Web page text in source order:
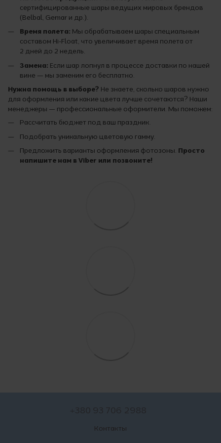
сертифицированные шары ведущих мировых брендов
(Belbal, Gemar и др.).
Время полета: Мы обрабатываем шары специальным
составом Hi-Float, что увеличивает время полета от
2 дней до 2 недель.
Замена: Если шар лопнул в процессе доставки по нашей
вине — мы заменим его бесплатно.
Нужна помощь в выборе? Не знаете, сколько шаров нужно
для оформления или какие цвета лучше сочетаются? Наши
менеджеры — профессиональные оформители. Мы поможем:
Рассчитать бюджет под ваш праздник.
Подобрать уникальную цветовую гамму.
Предложить варианты оформления фотозоны. Просто
напишите нам в Viber или позвоните!
Контакты